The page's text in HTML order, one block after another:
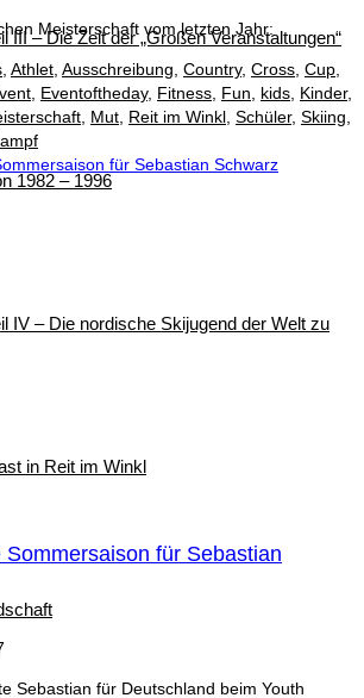
III – Die Zeit der „Großen Veranstaltungen“
1982 – 1996
IV – Die nordische Skijugend der Welt zu
in Reit im Winkl
Meisterschaft vom letzten Jahr:
Athlet Ausschreibung Country, Cross Cup
Eventoftheday, Fitness Fun kids Kinder,
Mut Reit im Winkl Schüler, Skiing
für Sebastian
Sebastian für Deutschland beim Youth